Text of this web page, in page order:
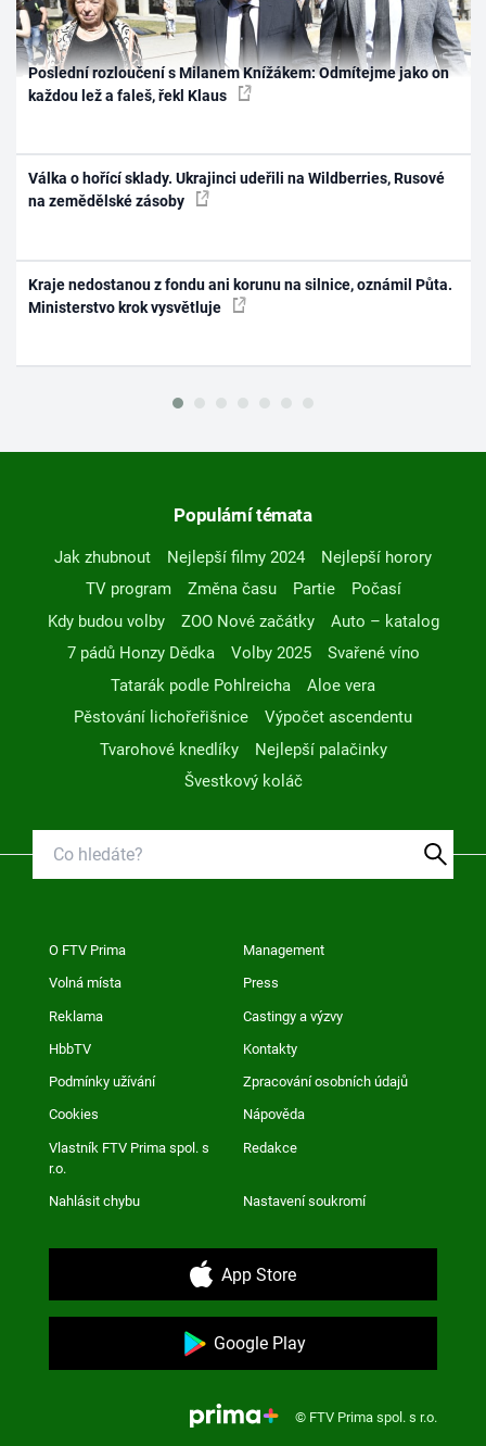
Poslední rozloučení s Milanem Knížákem: Odmítejme jako on
každou lež a faleš, řekl Klaus
Válka o hořící sklady. Ukrajinci udeřili na Wildberries, Rusové
na zemědělské zásoby
Kraje nedostanou z fondu ani korunu na silnice, oznámil Půta.
Ministerstvo krok vysvětluje
Populární témata
Jak zhubnout Nejlepší filmy 2024
Nejlepší horory
TV program
Změna času Partie
Počasí
Kdy budou volby
ZOO Nové začátky
Auto – katalog
7 pádů Honzy Dědka
Volby 2025
Svařené víno
Tatarák podle Pohlreicha
Aloe vera
Pěstování lichořeřišnice
Výpočet ascendentu
Tvarohové knedlíky
Nejlepší palačinky
Švestkový koláč
O FTV Prima Management
Volná místa Press
Reklama Castingy a výzvy
HbbTV Kontakty
Podmínky užívání Zpracování osobních údajů
Cookies Nápověda
Vlastník FTV Prima spol. s
r.o.
Redakce
Nahlásit chybu Nastavení soukromí
App Store
Google Play
© FTV Prima spol. s r.o.